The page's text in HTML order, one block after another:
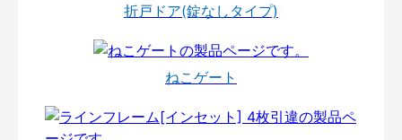
折戸ドア(錠なしタイプ)
ねこゲート